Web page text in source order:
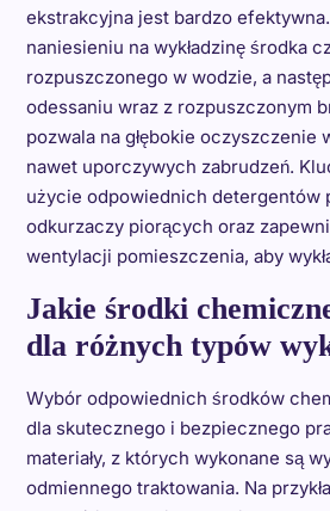
ekstrakcyjna jest bardzo
naniesieniu na wykładzinę środka
rozpuszczonego w wodzie, a
odessaniu wraz z rozpuszczonym
pozwala na głębokie oczyszczenie
nawet uporczywych zabrudzeń.
użycie odpowiednich detergentów
odkurzaczy piorących oraz
wentylacji pomieszczenia, aby
Jakie środki
dla różnych typów
Wybór odpowiednich środków
dla skutecznego i bezpiecznego
materiały, z których wykonane są
odmiennego traktowania. Na